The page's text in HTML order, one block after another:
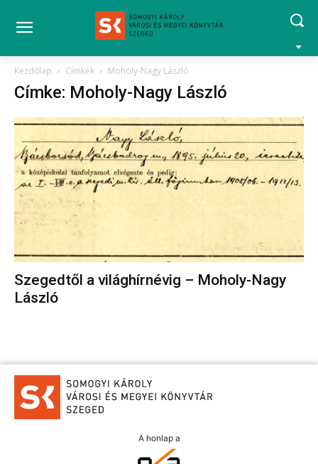
Kezdőlap Címkék Moholy-Nagy László
Címke: Moholy-Nagy László
Szegedtől a világhírnévig – Moholy-Nagy
László
A honlap a